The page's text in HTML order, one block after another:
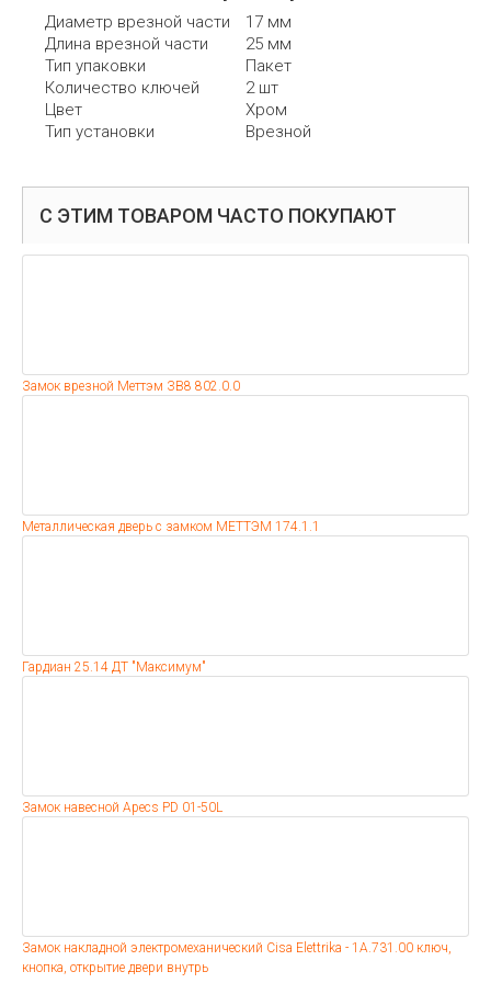
Диаметр врезной части
17 мм
Длина врезной части
25 мм
Тип упаковки
Пакет
Количество ключей
2 шт
Цвет
Хром
Тип установки
Врезной
С ЭТИМ ТОВАРОМ ЧАСТО ПОКУПАЮТ
Замок врезной Меттэм ЗВ8 802.0.0
Металлическая дверь с замком МЕТТЭМ 174.1.1
Гардиан 25.14 ДТ "Максимум"
Замок навесной Apecs PD 01-50L
Замок накладной электромеханический Cisa Elettrika - 1A.731.00 ключ,
кнопка, открытие двери внутрь